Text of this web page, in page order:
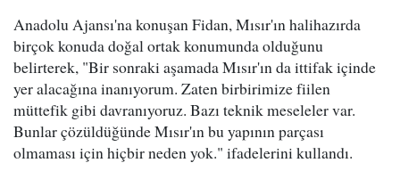
Anadolu Ajansı'na konuşan Fidan, Mısır'ın halihazırda
birçok konuda doğal ortak konumunda olduğunu
belirterek, "Bir sonraki aşamada Mısır'ın da ittifak içinde
yer alacağına inanıyorum. Zaten birbirimize fiilen
müttefik gibi davranıyoruz. Bazı teknik meseleler var.
Bunlar çözüldüğünde Mısır'ın bu yapının parçası
olmaması için hiçbir neden yok." ifadelerini kullandı.